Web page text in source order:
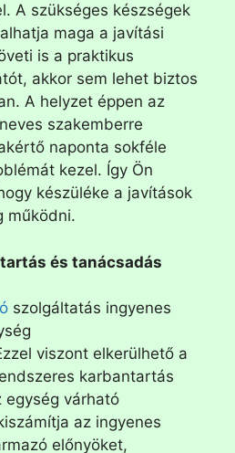
A szükséges készségek
maga a javítási
is a praktikus
akkor sem lehet biztos
A helyzet éppen az
szakemberre
naponta sokféle
kezel. Így Ön
készüléke a javítások
működni.
és tanácsadás
szolgáltatás ingyenes
viszont elkerülhető a
karbantartás
egység várható
az ingyenes
előnyöket,